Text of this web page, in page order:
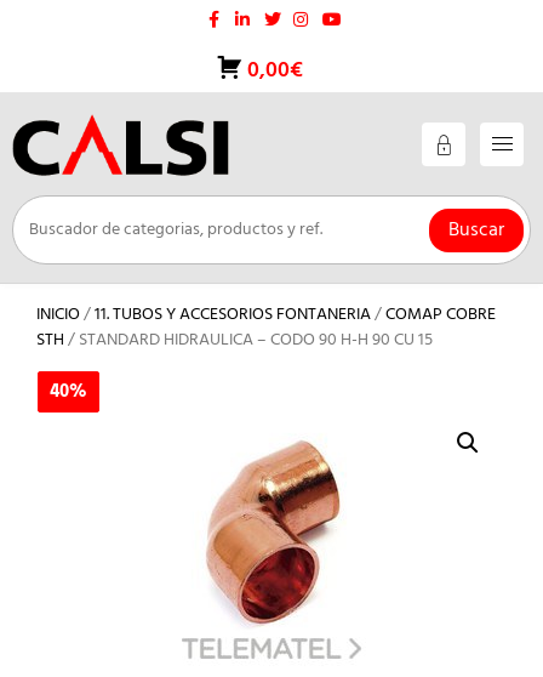
0,00€
Buscar
INICIO/11. TUBOS Y ACCESORIOS FONTANERIA/COMAP COBRE
STH/ STANDARD HIDRAULICA – CODO 90 H-H 90 CU 15
40%
40%